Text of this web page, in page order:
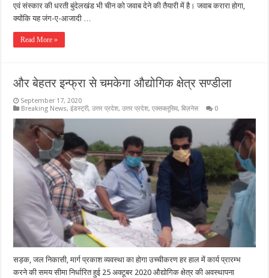
एवं संस्कार की धरती बुंदेलखंड भी चीन को जवाब देने की तैयारी में है। जवाब करारा होगा,
क्योंकि यह जंग-ए-आजादी …
Read More »
और बेहतर इन्फ्रा से चमकेगा औद्योगिक क्षेत्र सण्डीला
September 17, 2020
Breaking News,इंडस्ट्री,उत्तर प्रदेश,उत्तर प्रदेश,एक्सक्लूसिव,बिज़नेस 0
सड़क, जल निकासी, मार्ग प्रकाश व्यवस्था का होगा उच्चीकरण हर हाल में कार्य प्रारम्भ
करने की समय सीमा निर्धारित हुई 25 अक्टूबर 2020 औद्योगिक क्षेत्र की अवस्थापना